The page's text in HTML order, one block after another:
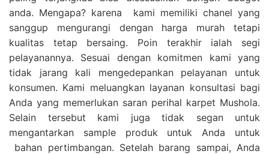
anda. Mengapa? karena kami memiliki chanel yang
sanggup mengurangi dengan harga murah tetapi
kualitas tetap bersaing. Poin terakhir ialah segi
pelayanannya. Sesuai dengan komitmen kami yang
tidak jarang kali mengedepankan pelayanan untuk
konsumen. Kami meluangkan layanan konsultasi bagi
Anda yang memerlukan saran perihal karpet Mushola.
Selain tersebut kami juga tidak segan untuk
mengantarkan sample produk untuk Anda untuk
bahan pertimbangan. Setelah barang sampai, Anda